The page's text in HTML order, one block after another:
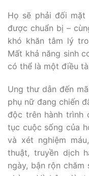
Họ sẽ phải đối
được chuẩn bị –
khó khăn tâm lý
Mất khả năng sinh
có thể là một điều
Ung thư dẫn đến
phụ nữ đang chiến
độc trên hành trình
tục cuộc sống của
và xét nghiệm
thuật, truyền dịch
ngày, bận rộn